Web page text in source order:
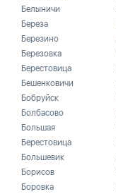
Белыничи
Береза
Березино
Березовка
Берестовица
Бешенковичи
Бобруйск
Болбасово
Большая
Берестовица
Большевик
Борисов
Боровка